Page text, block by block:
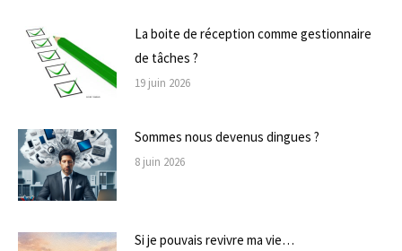
La boite de réception comme gestionnaire
de tâches ?
19 juin 2026
Sommes nous devenus dingues ?
8 juin 2026
Si je pouvais revivre ma vie…